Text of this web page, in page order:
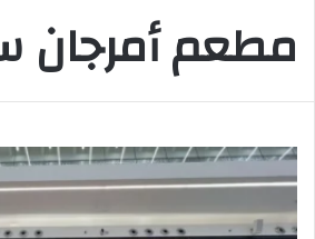
مطعم